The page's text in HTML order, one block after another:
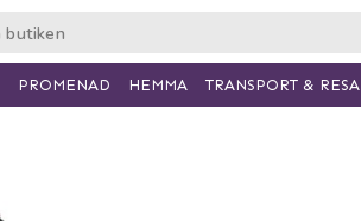
PROMENAD HEMMA TRANSPORT & RESA